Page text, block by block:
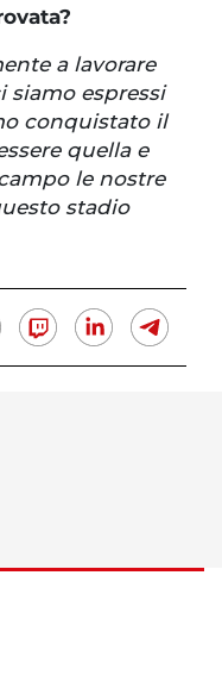
a lavorare
siamo espressi
conquistato il
quella e
le nostre
stadio